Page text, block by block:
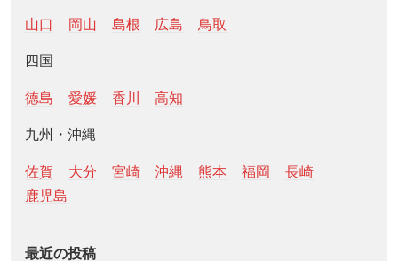
山口 岡山 島根 広島 鳥取
四国
徳島 愛媛 香川 高知
九州・沖縄
佐賀 大分 宮崎 沖縄 熊本 福岡
長崎
鹿児島
最近の投稿